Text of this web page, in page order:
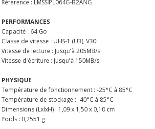
Référence : LMSSIPL064G-B2ANG
PERFORMANCES
Capacité : 64 Go
Classe de vitesse : UHS-1 (U3), V30
Vitesse de lecture : Jusqu'à 205MB/s
Vitesse d'écriture : Jusqu'à 150MB/s
PHYSIQUE
Température de fonctionnement : -25°C à 85°C
Température de stockage : -40°C à 85°C
Dimensions (LxlxH) : 1,09 x 1,50 x 0,10 cm
Poids : 0,2551 g